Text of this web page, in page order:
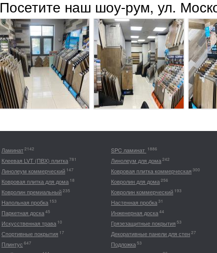
Посетите наш шоу-рум, ул.
Ламинат2142 SPC ламинат 1886
Клеевая LVT (ПВХ) плитка781 Линолеум для дома242
Линолеум коммерческий 147 Ковровая плитка коммерческая 300
Ковровая плитка для дома 18 Ковролин для дома256
Ковролин премиальный235 Ковролин коммерческий 193
Напольная пробка 153 Настенная пробка31
Паркетная доска45 Инженерная доска44
Искусственная трава 10 Грязезащитные покрытия 53
Спортивные покрытия 17 Декоративные панели для стен27
Плинтус 647 Подложка53